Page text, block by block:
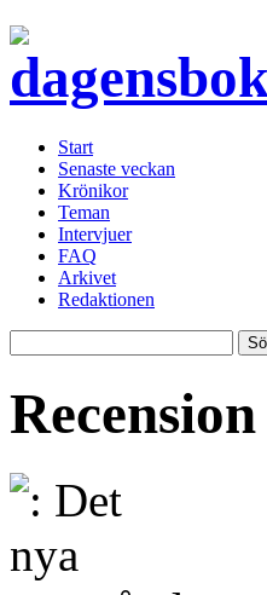
Start
Senaste veckan
Krönikor
Teman
Intervjuer
FAQ
Arkivet
Redaktionen
Recension